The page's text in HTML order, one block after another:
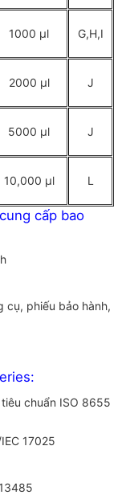
1000 µl G,H,I
2000 µl J
5000 µl J
10,000 µl L
cấp bao
cụ, phiếu bảo hành,
chuẩn ISO 8655
17025